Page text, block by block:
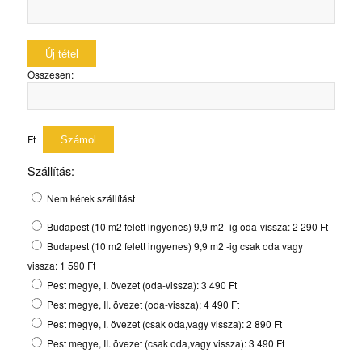
Összesen:
Ft
Szállítás:
Nem kérek szállítást
Budapest (10 m2 felett ingyenes) 9,9 m2 -ig oda-vissza: 2 290 Ft
Budapest (10 m2 felett ingyenes) 9,9 m2 -ig csak oda vagy
vissza: 1 590 Ft
Pest megye, I. övezet (oda-vissza): 3 490 Ft
Pest megye, II. övezet (oda-vissza): 4 490 Ft
Pest megye, I. övezet (csak oda,vagy vissza): 2 890 Ft
Pest megye, II. övezet (csak oda,vagy vissza): 3 490 Ft